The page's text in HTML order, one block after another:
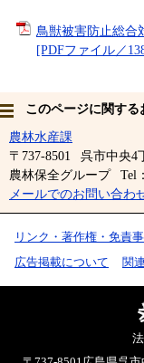
鳥獣被害防止総合
[PDFファイル／
このページに関する
農林水産課
〒737-8501
呉市中央4
農林保全グループ
Tel
メールでのお問い合わ
リンク・著作権・免責
広告掲載について
関